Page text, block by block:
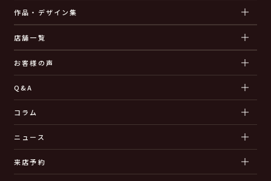
作品・デザイン集
店舗一覧
お客様の声
Q&A
コラム
ニュース
来店予約